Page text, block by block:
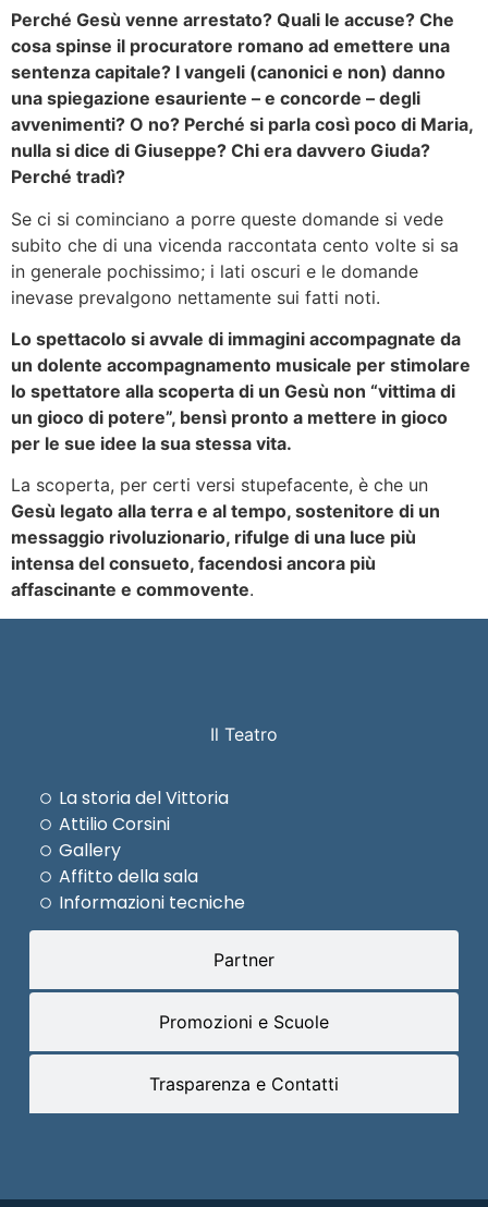
Perché Gesù venne arrestato? Quali le accuse? Che
cosa spinse il procuratore romano ad emettere una
sentenza capitale? I vangeli (canonici e non) danno
una spiegazione esauriente – e concorde – degli
avvenimenti? O no? Perché si parla così poco di Maria,
nulla si dice di Giuseppe? Chi era davvero Giuda?
Perché tradì?
Se ci si cominciano a porre queste domande si vede
subito che di una vicenda raccontata cento volte si sa
in generale pochissimo; i lati oscuri e le domande
inevase prevalgono nettamente sui fatti noti.
Lo spettacolo si avvale di immagini accompagnate da
un dolente accompagnamento musicale per stimolare
lo spettatore alla scoperta di un Gesù non “vittima di
un gioco di potere”, bensì pronto a mettere in gioco
per le sue idee la sua stessa vita.
La scoperta, per certi versi stupefacente, è che un
Gesù legato alla terra e al tempo, sostenitore di un
messaggio rivoluzionario, rifulge di una luce più
intensa del consueto, facendosi ancora più
affascinante e commovente.
Il Teatro
Partner
Promozioni e Scuole
Trasparenza e Contatti
La storia del Vittoria
Attilio Corsini
Gallery
Affitto della sala
Informazioni tecniche